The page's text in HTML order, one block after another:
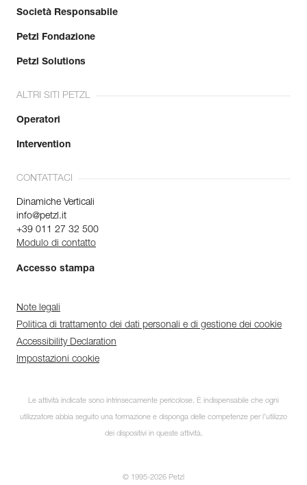
Società Responsabile
Petzl Fondazione
Petzl Solutions
ALTRI SITI PETZL
Operatori
Intervention
CONTATTACI
Dinamiche Verticali
info@petzl.it
+39 011 27 32 500
Modulo di contatto
Accesso stampa
Note legali
Politica di trattamento dei dati personali e di gestione dei cookie
Accessibility Declaration
Impostazioni cookie
Le attività indicate sono intrinsecamente pericolose. È indispensabile che ogni
utilizzatore abbia seguito una formazione e disponga delle competenze per l’utilizzo
dei dispositivi in queste attività.
© 1995-2026 Petzl